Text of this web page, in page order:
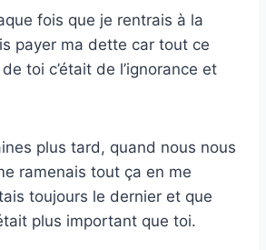
fois que je rentrais à la
payer ma dette car tout ce
toi c’était de l’ignorance et
plus tard, quand nous nous
ramenais tout ça en me
toujours le dernier et que
plus important que toi.